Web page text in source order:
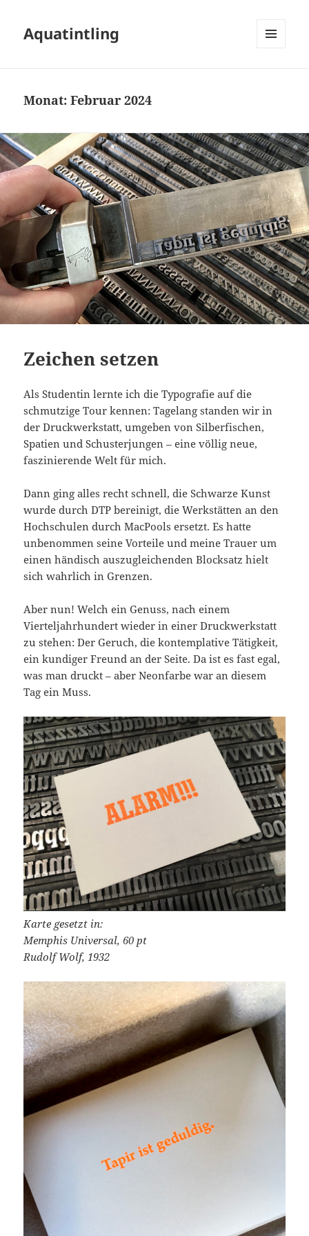
Aquatintling
Monat:Februar 2024
Zeichen setzen
Als Studentin lernte ich die Typografie auf die
schmutzige Tour kennen: Tagelang standen wir in
der Druckwerkstatt, umgeben von Silberfischen,
Spatien und Schusterjungen – eine völlig neue,
faszinierende Welt für mich.
Dann ging alles recht schnell, die Schwarze Kunst
wurde durch DTP bereinigt, die Werkstätten an den
Hochschulen durch MacPools ersetzt. Es hatte
unbenommen seine Vorteile und meine Trauer um
einen händisch auszugleichenden Blocksatz hielt
sich wahrlich in Grenzen.
Aber nun! Welch ein Genuss, nach einem
Vierteljahrhundert wieder in einer Druckwerkstatt
zu stehen: Der Geruch, die kontemplative Tätigkeit,
ein kundiger Freund an der Seite. Da ist es fast egal,
was man druckt – aber Neonfarbe war an diesem
Tag ein Muss.
Karte gesetzt in:
Memphis Universal, 60 pt
Rudolf Wolf, 1932